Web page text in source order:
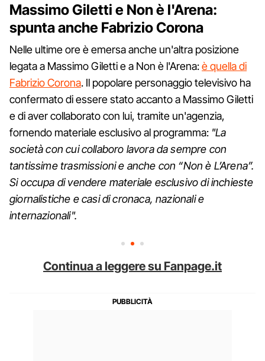
Massimo Giletti e Non è l'Arena:
spunta anche Fabrizio Corona
Nelle ultime ore è emersa anche un'altra posizione
legata a Massimo Giletti e a Non è l'Arena:è quella di
Fabrizio Corona. Il popolare personaggio televisivo ha
confermato di essere stato accanto a Massimo Giletti
e di aver collaborato con lui, tramite un'agenzia,
fornendo materiale esclusivo al programma: "La
società con cui collaboro lavora da sempre con
tantissime trasmissioni e anche con “Non è L’Arena”.
Si occupa di vendere materiale esclusivo di inchieste
giornalistiche e casi di cronaca, nazionali e
internazionali".
Continua a leggere su Fanpage.it